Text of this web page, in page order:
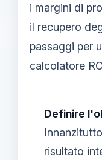
i margini di
il recupero
passaggi per
calcolatore
Definire
risultato